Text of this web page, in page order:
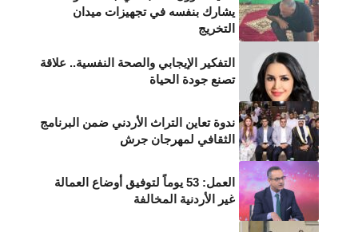
يشارك بنفسه في تجهيزات ميدان
التخريج
التفكير الإيجابي والصحة النفسية.. علاقة
تصنع جودة الحياة
ندوة تعاين التراث الأردني ضمن البرنامج
الثقافي لمهرجان جرش
العمل: 53 يوماً لتوفيق أوضاع العمالة
غير الأردنية المخالفة